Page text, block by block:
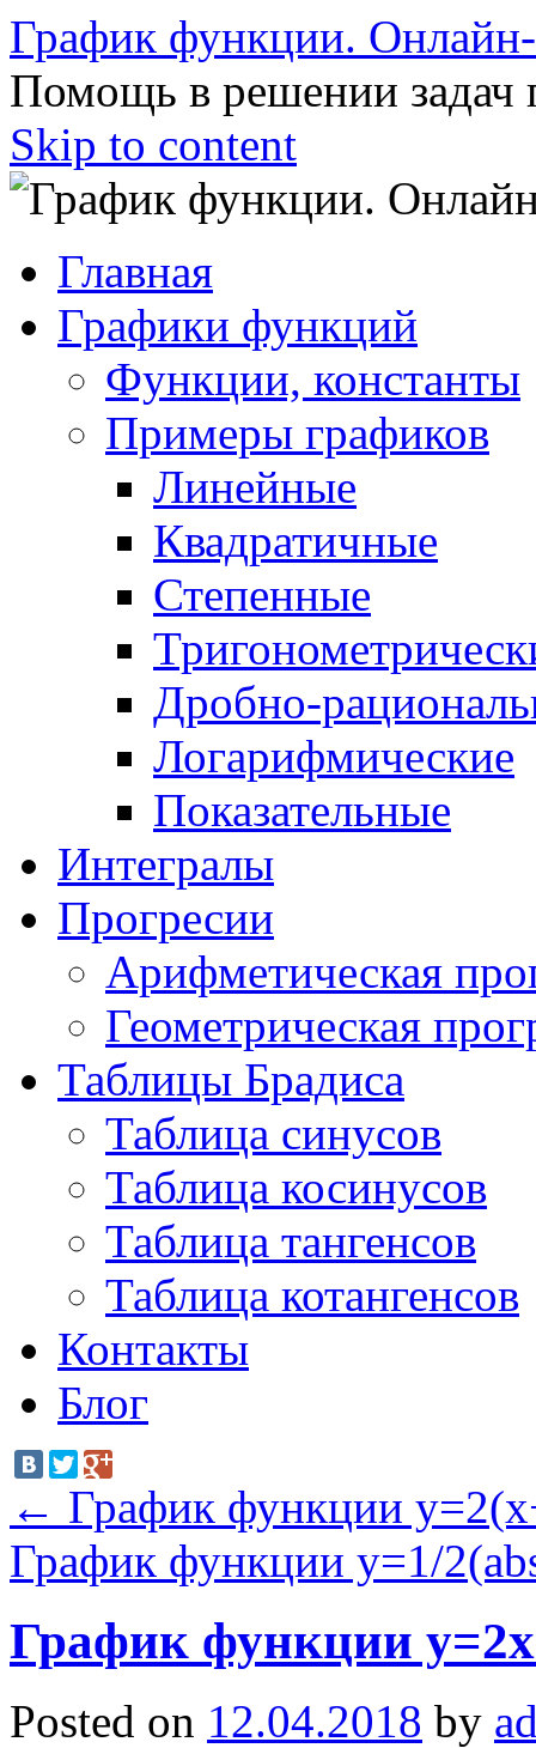
График функции.
Помощь в решении задач
Skip to content
Главная
Графики функций
Функции, константы
Примеры графиков
Линейные
Квадратичные
Степенные
Дробно-
Логарифмические
Показательные
Интегралы
Прогресии
Арифметическая
Геометрическая
Таблицы Брадиса
Таблица синусов
Таблица косинусов
Таблица тангенсов
Таблица котангенсов
Контакты
Блог
← График функции
График функции y=1/
График функции
Posted on 12.04.2018 by